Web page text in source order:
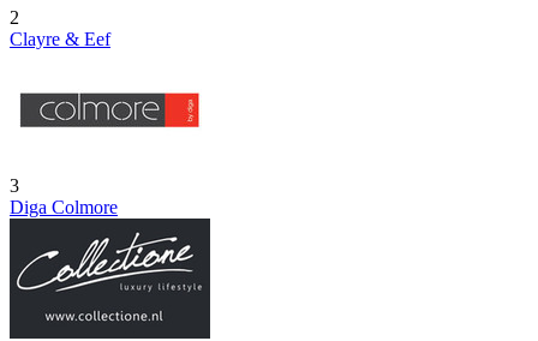
2
Clayre & Eef
3
Diga Colmore